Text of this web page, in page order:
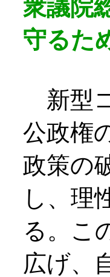
衆議院
守るた
新型
公政権
政策の
し、理
る。こ
広げ、